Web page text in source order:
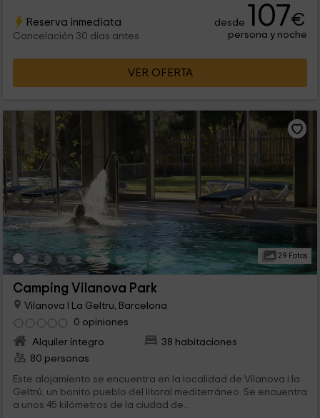
Reserva inmediata
Cancelación 30 días antes
desde 107€
persona y noche
VER OFERTA
29 Fotos
Camping Vilanova Park
Vilanova I La Geltru, Barcelona
0 opiniones
Alquiler íntegro
38 habitaciones
80 personas
Este alojamiento se encuentra en la localidad de Vilanova i la
Geltrú, un bonito pueblo del litoral mediterráneo. Se encuentra
a unos 45 kilómetros de la ciudad de...